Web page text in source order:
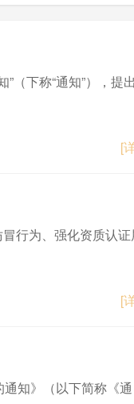
下称“通知”），提
[
行为、强化资质认证
[
知》（以下简称《通